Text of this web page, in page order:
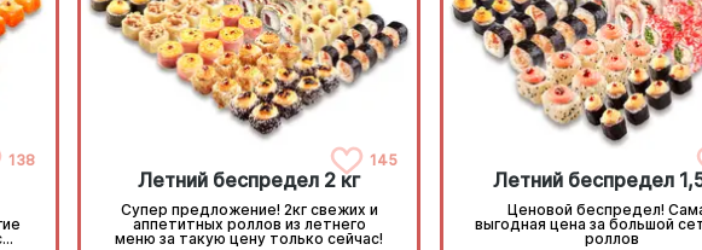
138 145
Летний беспредел 2 кг
Супер предложение! 2кг свежих и
аппетитных роллов из летнего
меню за такую цену только сейчас!
Летний беспредел
Ценовой беспредел!
выгодная цена за большой
роллов